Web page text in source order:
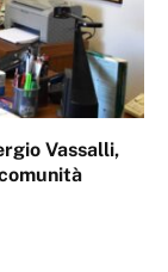
Vassalli,